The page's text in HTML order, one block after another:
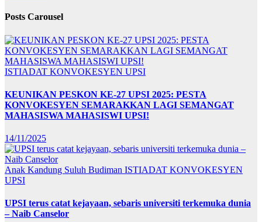
Posts Carousel
ISTIADAT KONVOKESYEN UPSI
KEUNIKAN PESKON KE-27 UPSI 2025: PESTA
KONVOKESYEN SEMARAKKAN LAGI SEMANGAT
MAHASISWA MAHASISWI UPSI!
14/11/2025
Anak Kandung Suluh Budiman ISTIADAT KONVOKESYEN
UPSI
UPSI terus catat kejayaan, sebaris universiti terkemuka dunia
– Naib Canselor